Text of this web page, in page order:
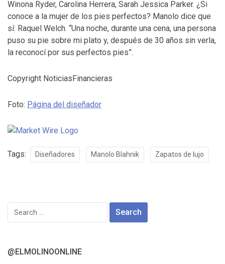
Winona Ryder, Carolina Herrera, Sarah Jessica Parker. ¿Si
conoce a la mujer de los pies perfectos? Manolo dice que
sí: Raquel Welch. “Una noche, durante una cena, una persona
puso su pie sobre mi plato y, después de 30 años sin verla,
la reconocí por sus perfectos pies”.
Copyright NoticiasFinancieras
Foto: Página del diseñador
Tags: Diseñadores Manolo Blahnik Zapatos de lujo
Search
for:
@ELMOLINOONLINE